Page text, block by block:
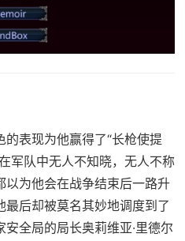
表现为他赢得了“长枪使提
军队中无人不知晓，无人不称
以为他会在战争结束后一路升
后却被莫名其妙地调度到了
全局的局长奥莉维亚·里德尔